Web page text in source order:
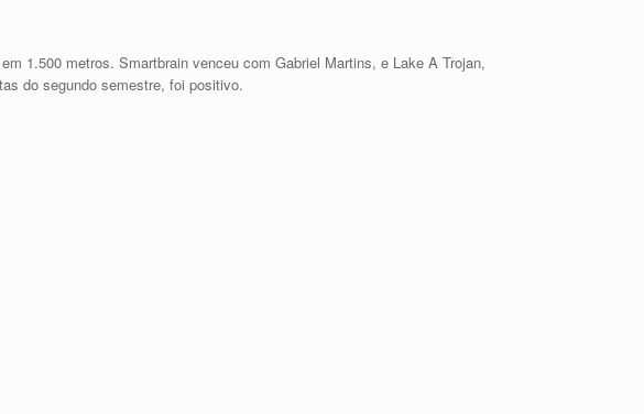
1.500 metros. Smartbrain venceu com Gabriel Martins, e Lake A Trojan,
do segundo semestre, foi positivo.